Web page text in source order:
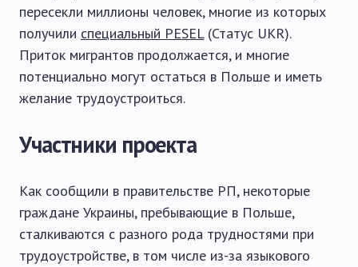
пересекли миллионы человек, многие из которых
получили специальный PESEL(Статус UKR).
Приток мигрантов продолжается, и многие
потенциально могут остаться в Польше и иметь
желание трудоустроиться.
Участники проекта
Как сообщили в правительстве РП, некоторые
граждане Украины, пребывающие в Польше,
сталкиваются с разного рода трудностями при
трудоустройстве, в том числе из-за языкового